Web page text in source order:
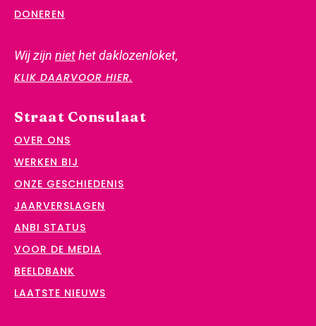
DONEREN
Wij zijn niethet daklozenloket,
KLIK DAARVOOR HIER.
Straat Consulaat
OVER ONS
WERKEN BIJ
ONZE GESCHIEDENIS
JAARVERSLAGEN
ANBI STATUS
VOOR DE MEDIA
BEELDBANK
LAATSTE NIEUWS